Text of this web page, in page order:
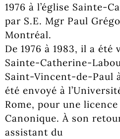
1976 à l’église Sainte-
par S.E. Mgr Paul
Montréal.
De 1976 à 1983, il a été
Sainte-Catherine-
Saint-Vincent-de-Paul
été envoyé à
Rome, pour une
Canonique. À son
assistant du